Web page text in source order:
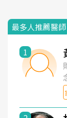
最多人推薦醫師
1